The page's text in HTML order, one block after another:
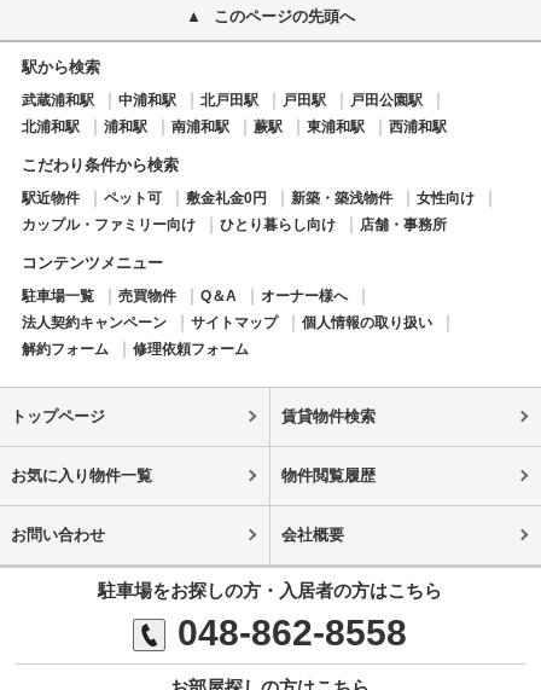
このページの先頭へ
駅から検索
武蔵浦和駅 中浦和駅 北戸田駅 戸田駅
戸田公園駅
北浦和駅
浦和駅 南浦和駅 蕨駅 東浦和駅 西浦和駅
こだわり条件から検索
駅近物件 ペット可 敷金礼金0円 新築・築浅物件
女性向け
カップル・ファミリー向け
ひとり暮らし向け 店舗・事務所
コンテンツメニュー
駐車場一覧 売買物件 Q＆A
オーナー様へ
法人契約キャンペーン
サイトマップ
個人情報の取り扱い
解約フォーム
修理依頼フォーム
トップページ 賃貸物件検索
お気に入り物件一覧 物件閲覧履歴
お問い合わせ 会社概要
駐車場をお探しの方・入居者の方はこちら
048-862-8558